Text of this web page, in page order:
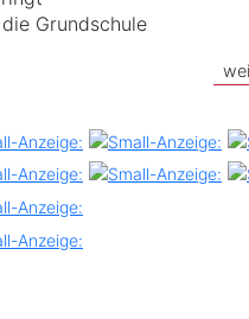
Grundschule